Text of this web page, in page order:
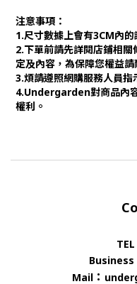
注意事項：
1.尺寸數據上會有3CM內的
2.下單前請先詳閱店鋪相
定及內容，為保障您權益
3.煩請遵照網購服務人員指
4.Undergarden對商品內
權利。
Business
Mail ：